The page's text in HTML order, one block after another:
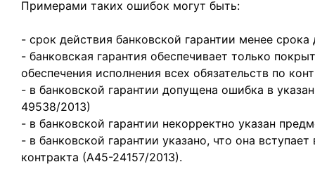
Примерами таких ошибок могут быть:
- срок действия банковской гарантии менее
- банковская гарантия обеспечивает только
обеспечения исполнения всех обязательств по
- в банковской гарантии допущена ошибка в
49538/2013)
- в банковской гарантии некорректно указан
- в банковской гарантии указано, что она
контракта (А45-24157/2013).